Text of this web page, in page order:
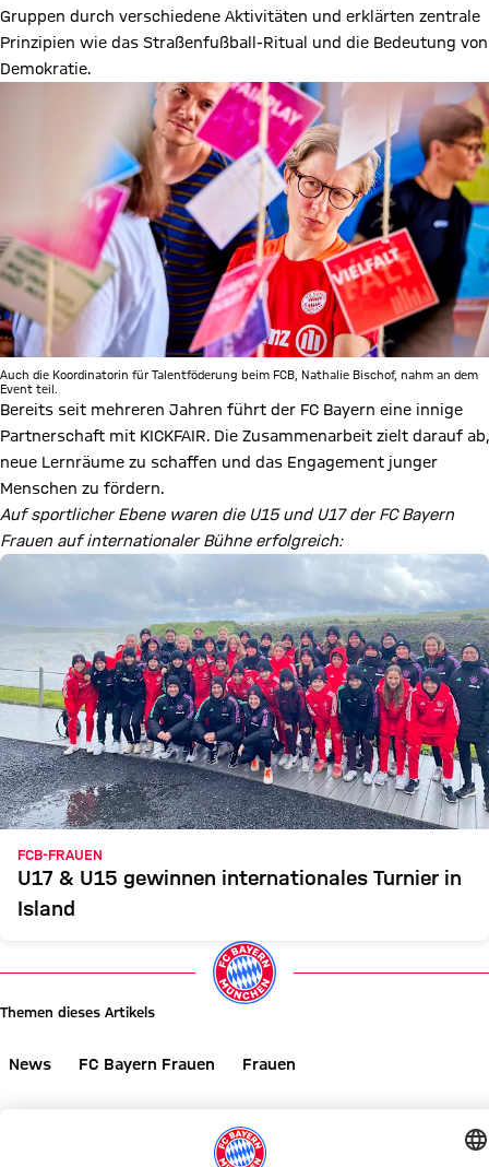
Gruppen durch verschiedene Aktivitäten und erklärten zentrale
Prinzipien wie das Straßenfußball-Ritual und die Bedeutung von
Demokratie.
Auch die Koordinatorin für Talentföderung beim FCB, Nathalie Bischof, nahm an dem
Event teil.
Bereits seit mehreren Jahren führt der FC Bayern eine innige
Partnerschaft mit KICKFAIR. Die Zusammenarbeit zielt darauf ab,
neue Lernräume zu schaffen und das Engagement junger
Menschen zu fördern.
Auf sportlicher Ebene waren die U15 und U17 der FC Bayern
Frauen auf internationaler Bühne erfolgreich:
FCB-FRAUEN
U17 & U15 gewinnen internationales Turnier in
Island
Themen dieses Artikels
News FC Bayern Frauen Frauen